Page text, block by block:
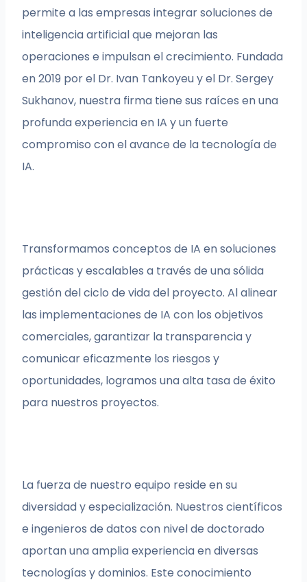
permite a las empresas integrar soluciones de
inteligencia artificial que mejoran las
operaciones e impulsan el crecimiento. Fundada
en 2019 por el Dr. Ivan Tankoyeu y el Dr. Sergey
Sukhanov, nuestra firma tiene sus raíces en una
profunda experiencia en IA y un fuerte
compromiso con el avance de la tecnología de
IA.
Transformamos conceptos de IA en soluciones
prácticas y escalables a través de una sólida
gestión del ciclo de vida del proyecto. Al alinear
las implementaciones de IA con los objetivos
comerciales, garantizar la transparencia y
comunicar eficazmente los riesgos y
oportunidades, logramos una alta tasa de éxito
para nuestros proyectos.
La fuerza de nuestro equipo reside en su
diversidad y especialización. Nuestros científicos
e ingenieros de datos con nivel de doctorado
aportan una amplia experiencia en diversas
tecnologías y dominios. Este conocimiento